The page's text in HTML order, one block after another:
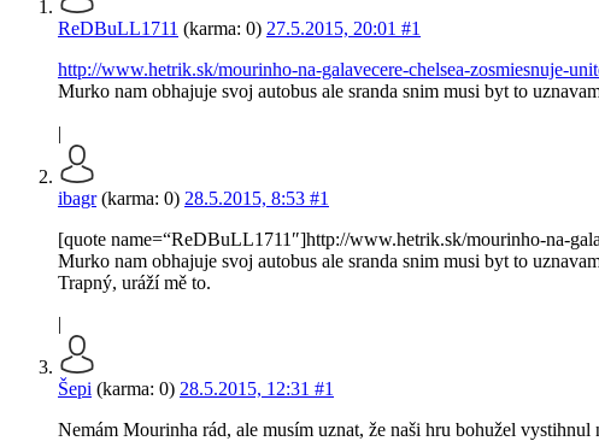
ReDBuLL1711 (karma: 0) 27.5.2015, 20:01 #1
http://www.hetrik.sk/mourinho-na-galavecere-chelsea-zosmiesnuje-
Murko nam obhajuje svoj autobus ale sranda snim musi byt to
|
ibagr(karma: 0) 28.5.2015, 8:53 #1
[quote name=“ReDBuLL1711″]http://www.hetrik.sk/mourinho-na-
Murko nam obhajuje svoj autobus ale sranda snim musi byt to
Trapný, uráží mě to.
|
Šepi (karma: 0) 28.5.2015, 12:31 #1
Nemám Mourinha rád, ale musím uznat, že naši hru bohužel